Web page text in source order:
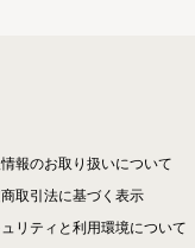
報のお取り扱いについて
取引法に基づく表示
リティと利用環境について